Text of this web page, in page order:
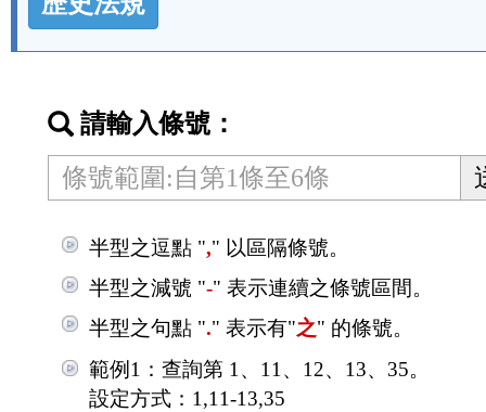
能
按
區
請輸入條號：
半型之逗點 "," 以區隔條號。
半型之減號 "-" 表示連續之條號區間。
半型之句點 "." 表示有"之" 的條號。
範例1：查詢第 1、11、12、13、35。
設定方式：1,11-13,35